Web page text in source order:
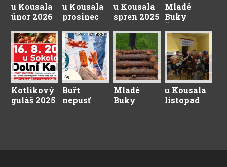
u Kousala
únor 2026
u Kousala
prosinec
u Kousala
spren 2025
Mladé
Buky
Červenec
2025
Kotlíkový
guláš 2025
Buřt
nepusť
Mladé
Buky
u Kousala
listopad